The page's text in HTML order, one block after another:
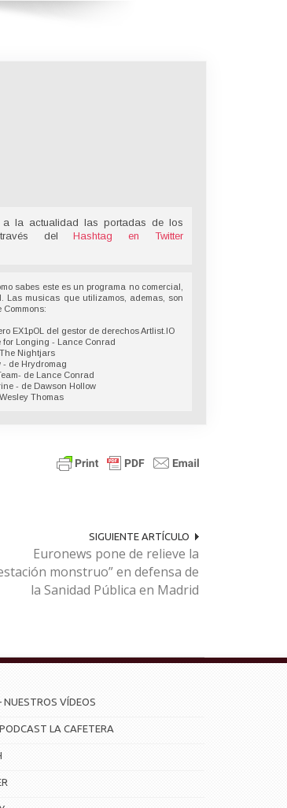
la actualidad las portadas de los
través delHashtag en Twitter
sabes este es un programa no comercial,
Las musicas que utilizamos, ademas, son
Commons:
EX1pOL del gestor de derechos Artlist.IO
for Longing - Lance Conrad
Nightjars
- de Hrydromag
de Lance Conrad
- de Dawson Hollow
Thomas
SIGUIENTE ARTÍCULO
Euronews pone de relieve la
monstruo” en defensa de
la Sanidad Pública en Madrid
NUESTROS VÍDEOS
LA CAFETERA